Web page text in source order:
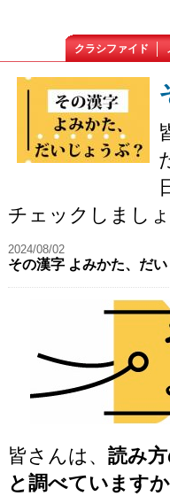
クラシファイド
チェックしまし
2024/08/02
その漢字 よみかた、だ
皆さんは、 読み
と調べています